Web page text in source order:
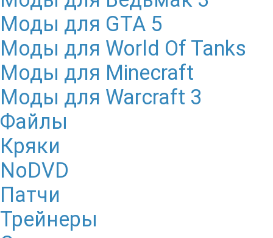
Моды для GTA 5
Моды для World Of Tanks
Моды для Minecraft
Моды для Warcraft 3
Файлы
Кряки
NoDVD
Патчи
Трейнеры